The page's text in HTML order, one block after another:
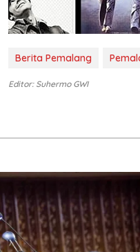
Berita Pemalang
Editor: Suhermo GWI